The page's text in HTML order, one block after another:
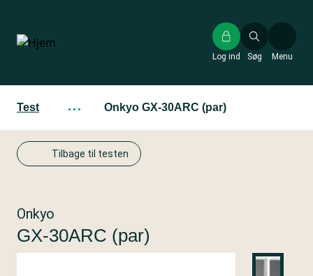
hovedindhold
Søg
Log ind Menu
Test ··· Onkyo GX-30ARC (par)
Tilbage til testen
Onkyo
GX-30ARC (par)